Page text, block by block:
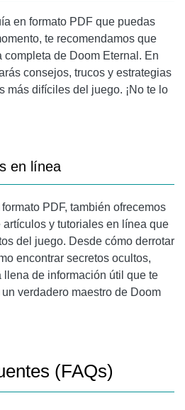
en formato PDF que puedas
te recomendamos que
de Doom Eternal. En
consejos, trucos y estrategias
más difíciles del juego. ¡No te lo
en línea
PDF, también ofrecemos
y tutoriales en línea que
del juego. Desde cómo derrotar
encontrar secretos ocultos,
llena de información útil que te
verdadero maestro de Doom
(FAQs)